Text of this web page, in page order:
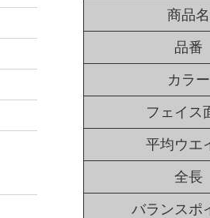
商品名
品番
カラー
フェイス
平均ウエ
全長
バランスポ